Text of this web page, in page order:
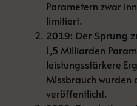
Parametern zwar
limitiert.
2019: Der Sprung
1,5 Milliarden
leistungsstärkere
Missbrauch wurden
veröffentlicht.